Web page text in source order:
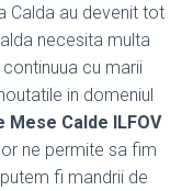
Calda au devenit tot
necesita multa
cu marii
in domeniul
Mese Calde ILFOV
ne permite sa fim
fi mandrii de